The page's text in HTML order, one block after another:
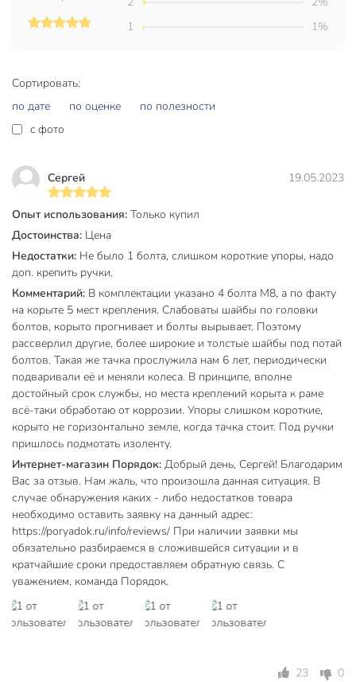
надёжная доставка, гарантия качества и поддержка
Частые вопросы:
Какой максимальный вес выдерживает эта тачка?
диаметром 25 мм и пневматические колёса рассчитаны на
регулярные нагрузки.
Что лучше для дачи — одноколёсная или двухколёсная
тачка?
Двухколёсная модель более устойчива, легче управляется
на неровной земле и позволяет перевозить
крупногабаритные или сыпучие грузы без риска
опрокидывания. Это особенно удобно для дачи и
строительных работ.
Какие размеры и объём у строительной тачки Корона?
Объём кузова — 100 литров. Грузоподъёмность — до 200
кг. Толщина стали — 0,7 мм, диаметр колеса — 350 мм, вес
изделия — 11,5 кг. Оптимально для интенсивного
использования на участке или стройке.
Дополнительная информация:
Колеса на подшипниках.
Расстояние между колесами: 38 см.
Вы можете приобрести «Тачка строительная двухколесная,
сталь, 200 кг, 100 л, 0.7 мм, втулка d25 мм, PR 3.25х8,
синяя, Корона» и другие товары в нашем интернет-
магазине в Обнинске по низким ценам и с бесплатным
Сортировать:
по дате
по оценке
по полезности
c фото
Сергей 19.05.2023
Опыт использования: Только купил
Достоинства: Цена
Недостатки: Не было 1 болта, слишком короткие упоры, надо
доп. крепить ручки.
Комментарий: В комплектации указано 4 болта М8, а по факту
на корыте 5 мест крепления. Слабоваты шайбы по головки
болтов, корыто прогнивает и болты вырывает. Поэтому
рассверлил другие, более широкие и толстые шайбы под потай
болтов. Такая же тачка прослужила нам 6 лет, периодически
подваривали её и меняли колеса. В принципе, вполне
достойный срок службы, но места креплений корыта к раме
всё-таки обработаю от коррозии. Упоры слишком короткие,
корыто не горизонтально земле, когда тачка стоит. Под ручки
пришлось подмотать изоленту.
Интернет-магазин Порядок: Добрый день, Сергей! Благодарим
Вас за отзыв. Нам жаль, что произошла данная ситуация. В
случае обнаружения каких - либо недостатков товара
необходимо оставить заявку на данный адрес:
https://poryadok.ru/info/reviews/ При наличии заявки мы
обязательно разбираемся в сложившейся ситуации и в
кратчайшие сроки предоставляем обратную связь. С
уважением, команда Порядок.
23 0
1
1%